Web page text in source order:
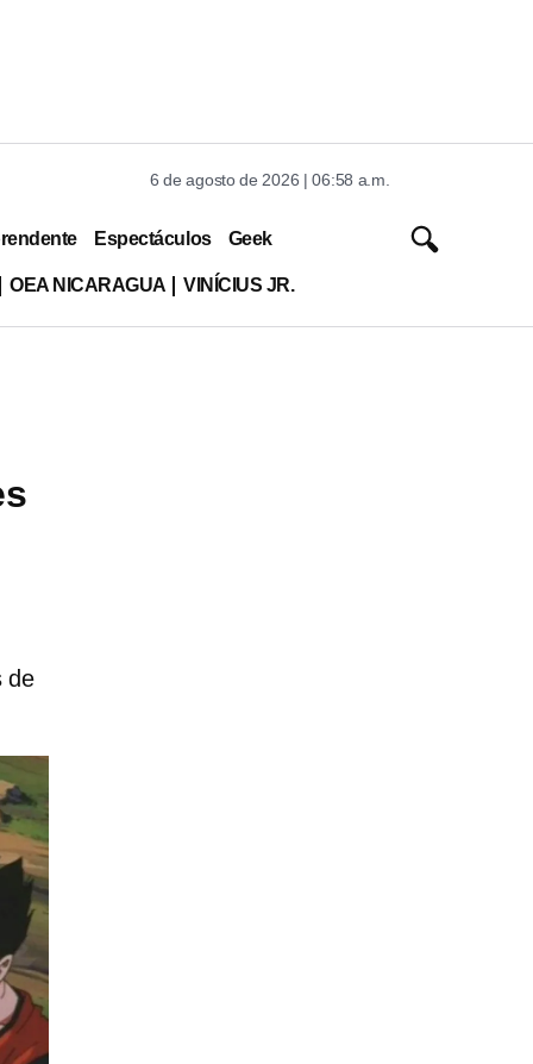
6 de agosto de 2026 | 06:58 a.m.
Espectáculos Geek
OEA NICARAGUA VINÍCIUS JR.
de